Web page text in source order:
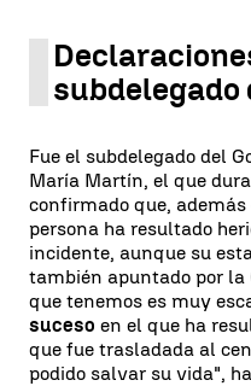
subdelegado
Fue el subdelegado del
María Martín, el que
confirmado que,
persona ha resultado
incidente, aunque su
también apuntado por
que tenemos es muy
suceso en el que ha
que fue trasladada al
podido salvar su vida",